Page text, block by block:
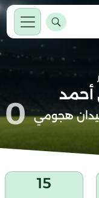
أحمد
هجومي 0
15